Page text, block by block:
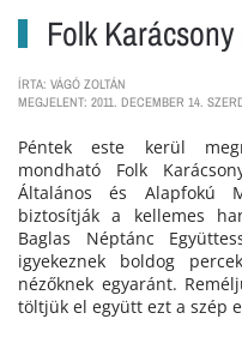
Folk
ÍRTA: VÁGÓ ZOLTÁN
MEGJELENT: 2011. DECEMBER 14.
Péntek este kerül
mondható Folk
Általános és Alapfokú
biztosítják a kellemes
Baglas Néptánc
igyekeznek boldog
nézőknek egyaránt.
töltjük el együtt ezt a szép